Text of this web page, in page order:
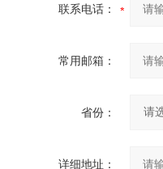
联系电话：
常用邮箱：
省份：
详细地址：